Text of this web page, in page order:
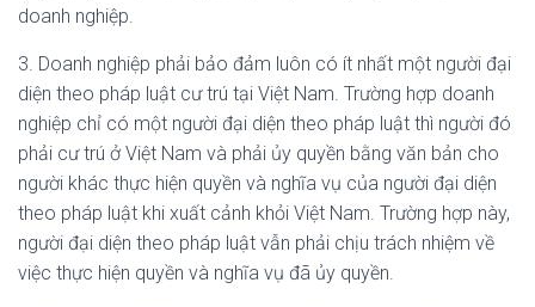
doanh nghiệp.
3. Doanh nghiệp phải bảo đảm luôn có ít nhất một người đại
diện theo pháp luật cư trú tại Việt Nam. Trường hợp doanh
nghiệp chỉ có một người đại diện theo pháp luật thì người đó
phải cư trú ở Việt Nam và phải ủy quyền bằng văn bản cho
người khác thực hiện quyền và nghĩa vụ của người đại diện
theo pháp luật khi xuất cảnh khỏi Việt Nam. Trường hợp này,
người đại diện theo pháp luật vẫn phải chịu trách nhiệm về
việc thực hiện quyền và nghĩa vụ đã ủy quyền.